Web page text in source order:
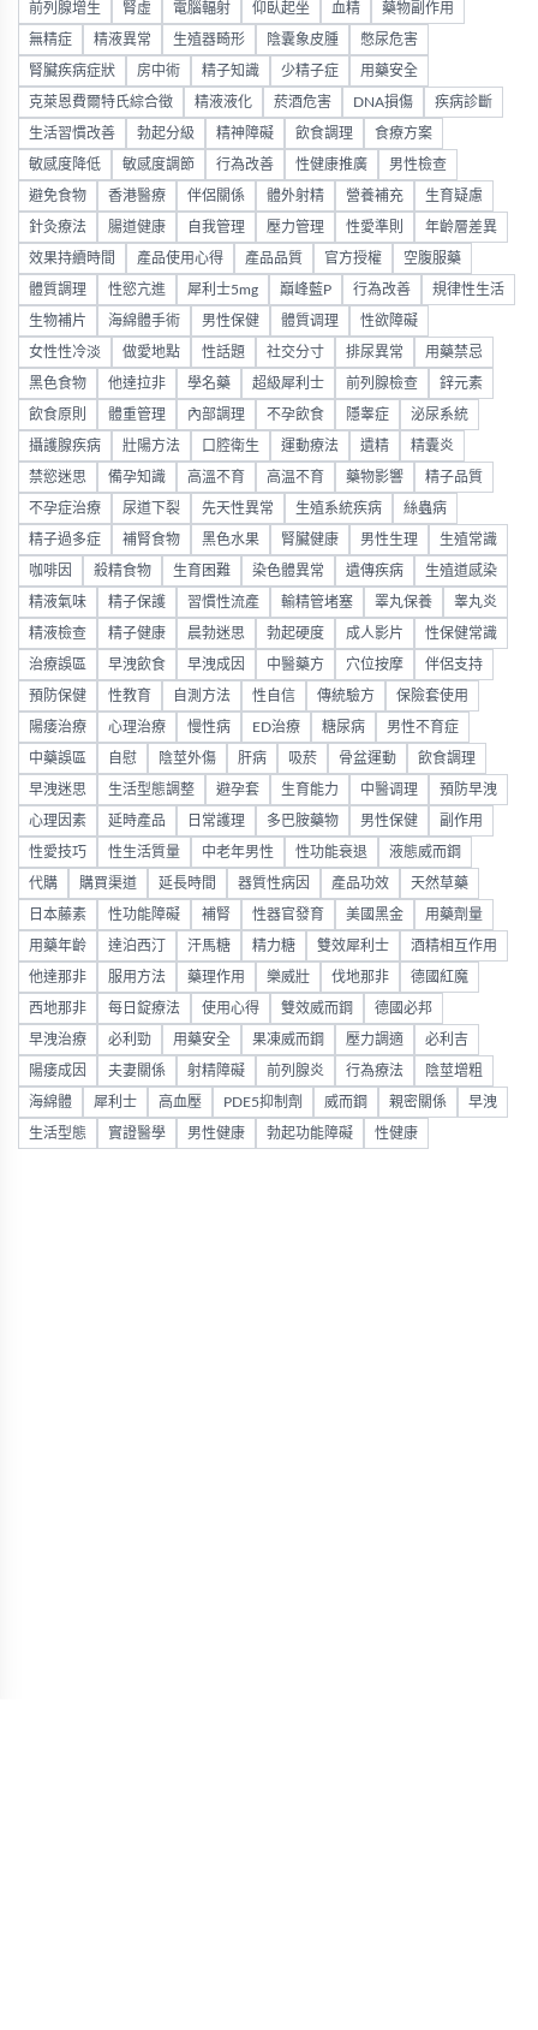
前列腺增生 腎虛 電腦輻射 仰臥起坐 血精 藥物副作用
無精症 精液異常 生殖器畸形 陰囊象皮腫 憋尿危害
腎臟疾病症狀 房中術 精子知識 少精子症 用藥安全
克萊恩費爾特氏綜合徵 精液液化 菸酒危害 DNA損傷 疾病診斷
生活習慣改善 勃起分級 精神障礙 飲食調理 食療方案
敏感度降低 敏感度調節 行為改善 性健康推廣 男性檢查
避免食物 香港醫療 伴侶關係 體外射精 營養補充 生育疑慮
針灸療法 腸道健康 自我管理 壓力管理 性愛準則 年齡層差異
效果持續時間 產品使用心得 產品品質 官方授權 空腹服藥
體質調理 性慾亢進 犀利士5mg 巔峰藍P 行為改善 規律性生活
生物補片 海綿體手術 男性保健 體質调理 性欲障礙
女性性冷淡 做愛地點 性話題 社交分寸 排尿異常 用藥禁忌
黑色食物 他達拉非 學名藥 超級犀利士 前列腺檢查 鋅元素
飲食原則 體重管理 內部調理 不孕飲食 隱睾症 泌尿系統
攝護腺疾病 壯陽方法 口腔衛生 運動療法 遺精 精囊炎
禁慾迷思 備孕知識 高溫不育 高温不育 藥物影響 精子品質
不孕症治療 尿道下裂 先天性異常 生殖系統疾病 絲蟲病
精子過多症 補腎食物 黑色水果 腎臟健康 男性生理 生殖常識
咖啡因 殺精食物 生育困難 染色體異常 遺傳疾病 生殖道感染
精液氣味 精子保護 習慣性流產 輸精管堵塞 睪丸保養 睾丸炎
精液檢查 精子健康 晨勃迷思 勃起硬度 成人影片 性保健常識
治療誤區 早洩飲食 早洩成因 中醫藥方 穴位按摩 伴侶支持
預防保健 性教育 自測方法 性自信 傳統驗方 保險套使用
陽痿治療 心理治療 慢性病 ED治療 糖尿病 男性不育症
中藥誤區 自慰 陰莖外傷 肝病 吸菸 骨盆運動 飲食調理
早洩迷思 生活型態調整 避孕套 生育能力 中醫调理 預防早洩
心理因素 延時產品 日常護理 多巴胺藥物 男性保健 副作用
性愛技巧 性生活質量 中老年男性 性功能衰退 液態威而鋼
代購 購買渠道 延長時間 器質性病因 產品功效 天然草藥
日本藤素 性功能障礙 補腎 性器官發育 美國黑金 用藥劑量
用藥年齡 達泊西汀 汗馬糖 精力糖 雙效犀利士 酒精相互作用
他達那非 服用方法 藥理作用 樂威壯 伐地那非 德國紅魔
西地那非 每日錠療法 使用心得 雙效威而鋼 德國必邦
早洩治療 必利勁 用藥安全 果凍威而鋼 壓力調適 必利吉
陽痿成因 夫妻關係 射精障礙 前列腺炎 行為療法 陰莖增粗
海綿體 犀利士 高血壓 PDE5抑制劑 威而鋼 親密關係 早洩
生活型態 實證醫學 男性健康 勃起功能障礙 性健康